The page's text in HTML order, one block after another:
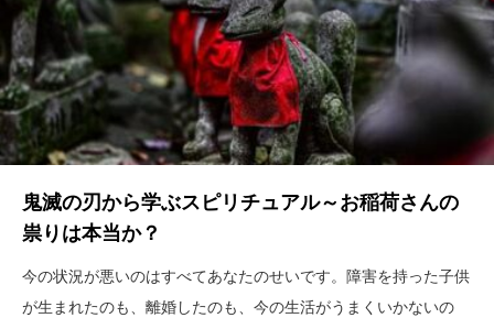
鬼滅の刃から学ぶスピリチュアル～お稲荷さんの
祟りは本当か？
今の状況が悪いのはすべてあなたのせいです。障害を持った子供
が生まれたのも、離婚したのも、今の生活がうまくいかないの